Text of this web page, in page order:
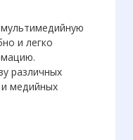
и легко
различных
медийных